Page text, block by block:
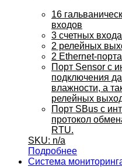
16
входов
3 счетных
2 релейных
2 Ethernet-
Порт Sensor с
подключения
влажности, а
релейных
Порт SBus с
протокол
RTU.
SKU: n/a
Подробнее
Система